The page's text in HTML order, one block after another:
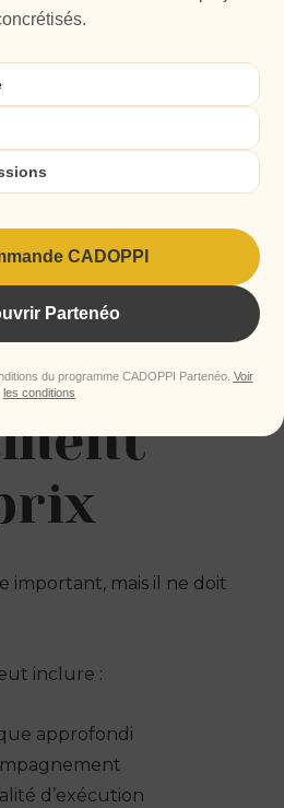
?
est souvent le signe
retards.
important, mais il ne doit
inclure :
approfondi
d’exécution
CADOPPI
Partenéo
du programme CADOPPI Partenéo. Voir
les conditions